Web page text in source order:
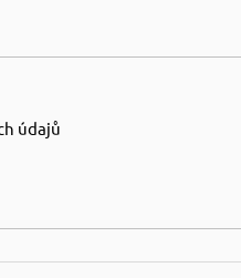
údajů